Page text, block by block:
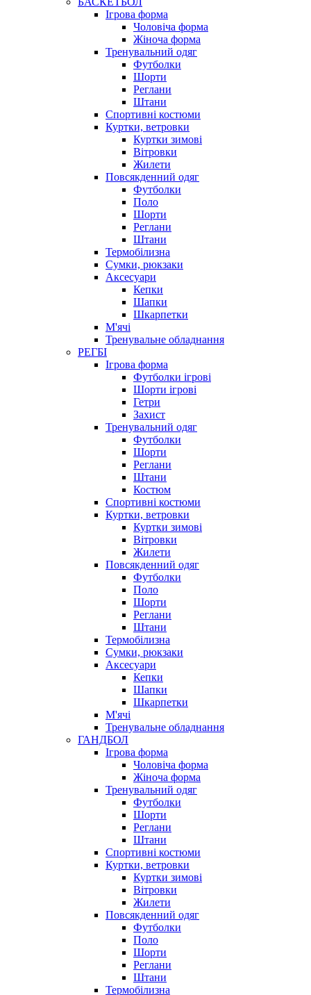
Ігрова форма
Чоловіча форма
Жіноча форма
Тренувальний одяг
Футболки
Шорти
Реглани
Штани
Спортивні костюми
Куртки, ветровки
Куртки зимові
Вітровки
Жилети
Повсякденний одяг
Футболки
Поло
Шорти
Реглани
Штани
Термобілизна
Сумки, рюкзаки
Аксесуари
Кепки
Шапки
Шкарпетки
М'ячі
Тренувальне обладнання
РЕГБІ
Ігрова форма
Футболки ігрові
Шорти ігрові
Гетри
Захист
Тренувальний одяг
Футболки
Шорти
Реглани
Штани
Костюм
Спортивні костюми
Куртки, ветровки
Куртки зимові
Вітровки
Жилети
Повсякденний одяг
Футболки
Поло
Шорти
Реглани
Штани
Термобілизна
Сумки, рюкзаки
Аксесуари
Кепки
Шапки
Шкарпетки
М'ячі
Тренувальне обладнання
ГАНДБОЛ
Ігрова форма
Чоловіча форма
Жіноча форма
Тренувальний одяг
Футболки
Шорти
Реглани
Штани
Спортивні костюми
Куртки, ветровки
Куртки зимові
Вітровки
Жилети
Повсякденний одяг
Футболки
Поло
Шорти
Реглани
Штани
Термобілизна